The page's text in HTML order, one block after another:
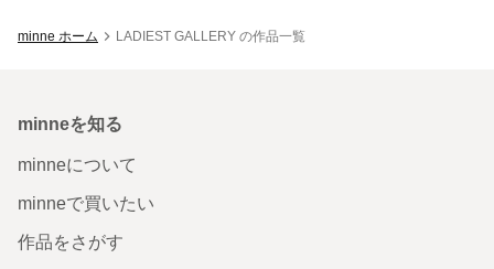
minne ホーム LADIEST GALLERY の作品一覧
minneを知る
minneについて
minneで買いたい
作品をさがす